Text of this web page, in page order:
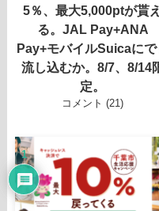
5％、最大5,000ptが貰え
る。JAL Pay+ANA
Pay+モバイルSuicaにで
流し込むか。8/7、8/14
定。
コメント (21)
1